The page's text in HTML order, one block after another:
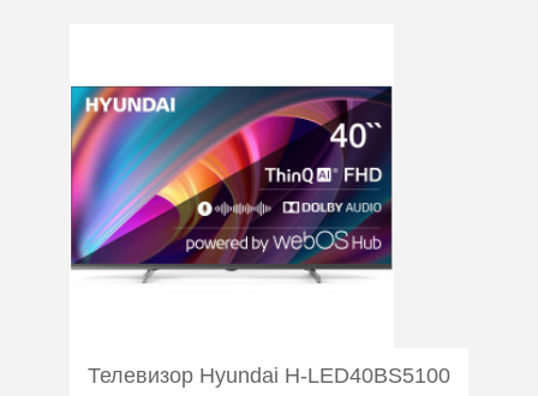
Телевизор Hyundai H-LED40BS5100